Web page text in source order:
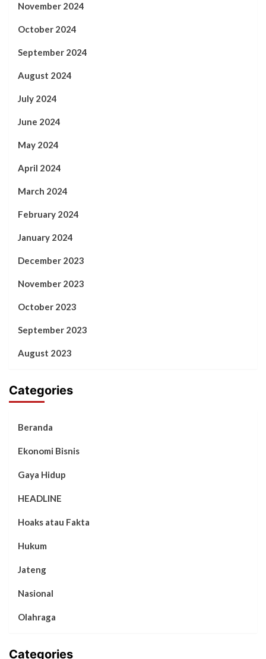
November 2024
October 2024
September 2024
August 2024
July 2024
June 2024
May 2024
April 2024
March 2024
February 2024
January 2024
December 2023
November 2023
October 2023
September 2023
August 2023
Categories
Beranda
Ekonomi Bisnis
Gaya Hidup
HEADLINE
Hoaks atau Fakta
Hukum
Jateng
Nasional
Olahraga
Categories